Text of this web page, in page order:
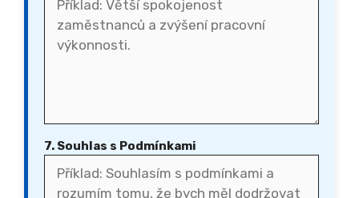
7. Souhlas s Podmínkami